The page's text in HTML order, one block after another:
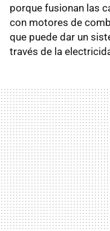
porque fusionan las
con motores de
que puede dar un
través de la